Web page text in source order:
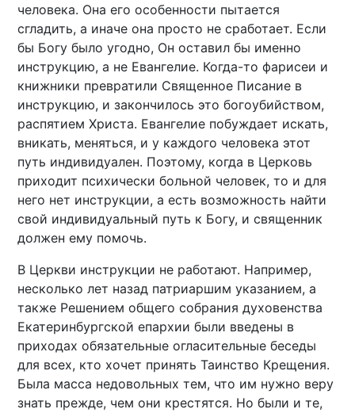
человека. Она его особенности пытается
сгладить, а иначе она просто не сработает. Если
бы Богу было угодно, Он оставил бы именно
инструкцию, а не Евангелие. Когда-то фарисеи и
книжники превратили Священное Писание в
инструкцию, и закончилось это богоубийством,
распятием Христа. Евангелие побуждает искать,
вникать, меняться, и у каждого человека этот
путь индивидуален. Поэтому, когда в Церковь
приходит психически больной человек, то и для
него нет инструкции, а есть возможность найти
свой индивидуальный путь к Богу, и священник
должен ему помочь.
В Церкви инструкции не работают. Например,
несколько лет назад патриаршим указанием, а
также Решением общего собрания духовенства
Екатеринбургской епархии были введены в
приходах обязательные огласительные беседы
для всех, кто хочет принять Таинство Крещения.
Была масса недовольных тем, что им нужно веру
знать прежде, чем они крестятся. Но были и те,